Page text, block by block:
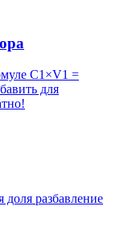
C1×V1 =
для
доля разбавление